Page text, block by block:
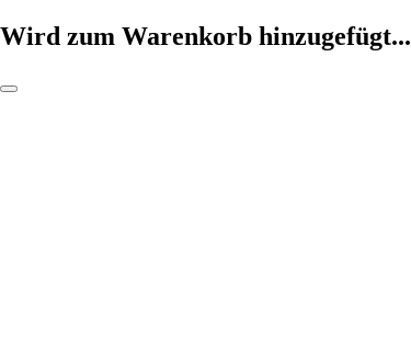
Wird zum Warenkorb hinzugefügt...